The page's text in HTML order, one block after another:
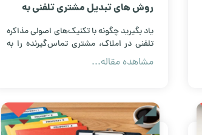
روش های تبدیل مشتری تلفنی به
حضوری در املاک
یاد بگیرید چگونه با تکنیک‌های اصولی مذاکره
تلفنی در املاک، مشتری تماس‌گیرنده را به
مراجعه حضوری تبدیل کنید؛ از ایجاد اعتماد
مشاهده مقاله...